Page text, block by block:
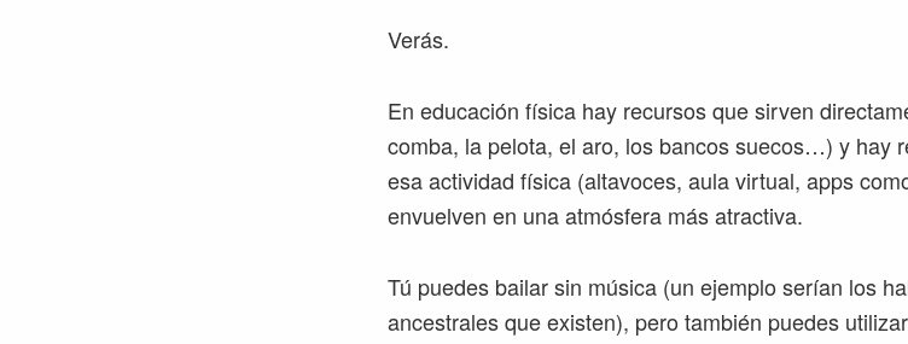
Verás.
En educación física hay recursos que sirven
comba, la pelota, el aro, los bancos suecos…) y hay
esa actividad física (altavoces, aula virtual, apps
envuelven en una atmósfera más atractiva.
Tú puedes bailar sin música (un ejemplo serían los
ancestrales que existen), pero también puedes